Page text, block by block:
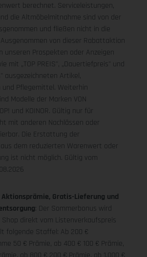
berechnet. Serviceleistungen,
die Altmöbelmitnahme sind von der
und fließen nicht in die
von dieser Rabattaktion
unseren Prospekten oder Anzeigen
mit „TOP PREIS", „Dauertiefpreis" und
ausgezeichneten Artikel,
und Pflegemittel. Weiterhin
Modelle der Marken VON
und KOINOR. Gültig nur für
mit anderen Nachlässen oder
Die Erstattung der
dem reduzierten Warenwert oder
ist nicht möglich. Gültig vom
Aktionsprämie, Gratis-Lieferung und
: Der Sommerbonus wird
direkt vom Listenverkaufspreis
folgende Staffel: Ab 200 €
50 € Prämie, ab 400 € 100 € Prämie,